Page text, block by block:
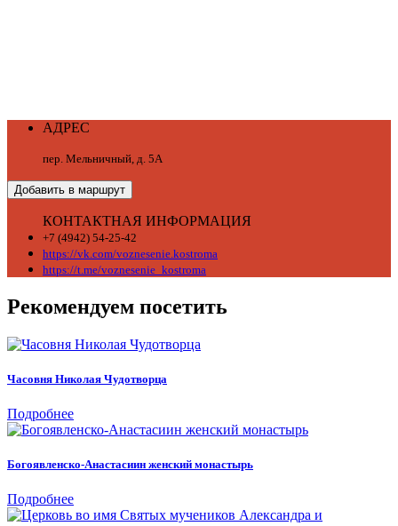
АДРЕС
пер. Мельничный, д. 5А
Добавить в маршрут
КОНТАКТНАЯ ИНФОРМАЦИЯ
+7 (4942) 54-25-42
https://vk.com/voznesenie.kostroma
https://t.me/voznesenie_kostroma
Рекомендуем посетить
Часовня Николая Чудотворца
Подробнее
Богоявленско-Анастасиин женский монастырь
Подробнее